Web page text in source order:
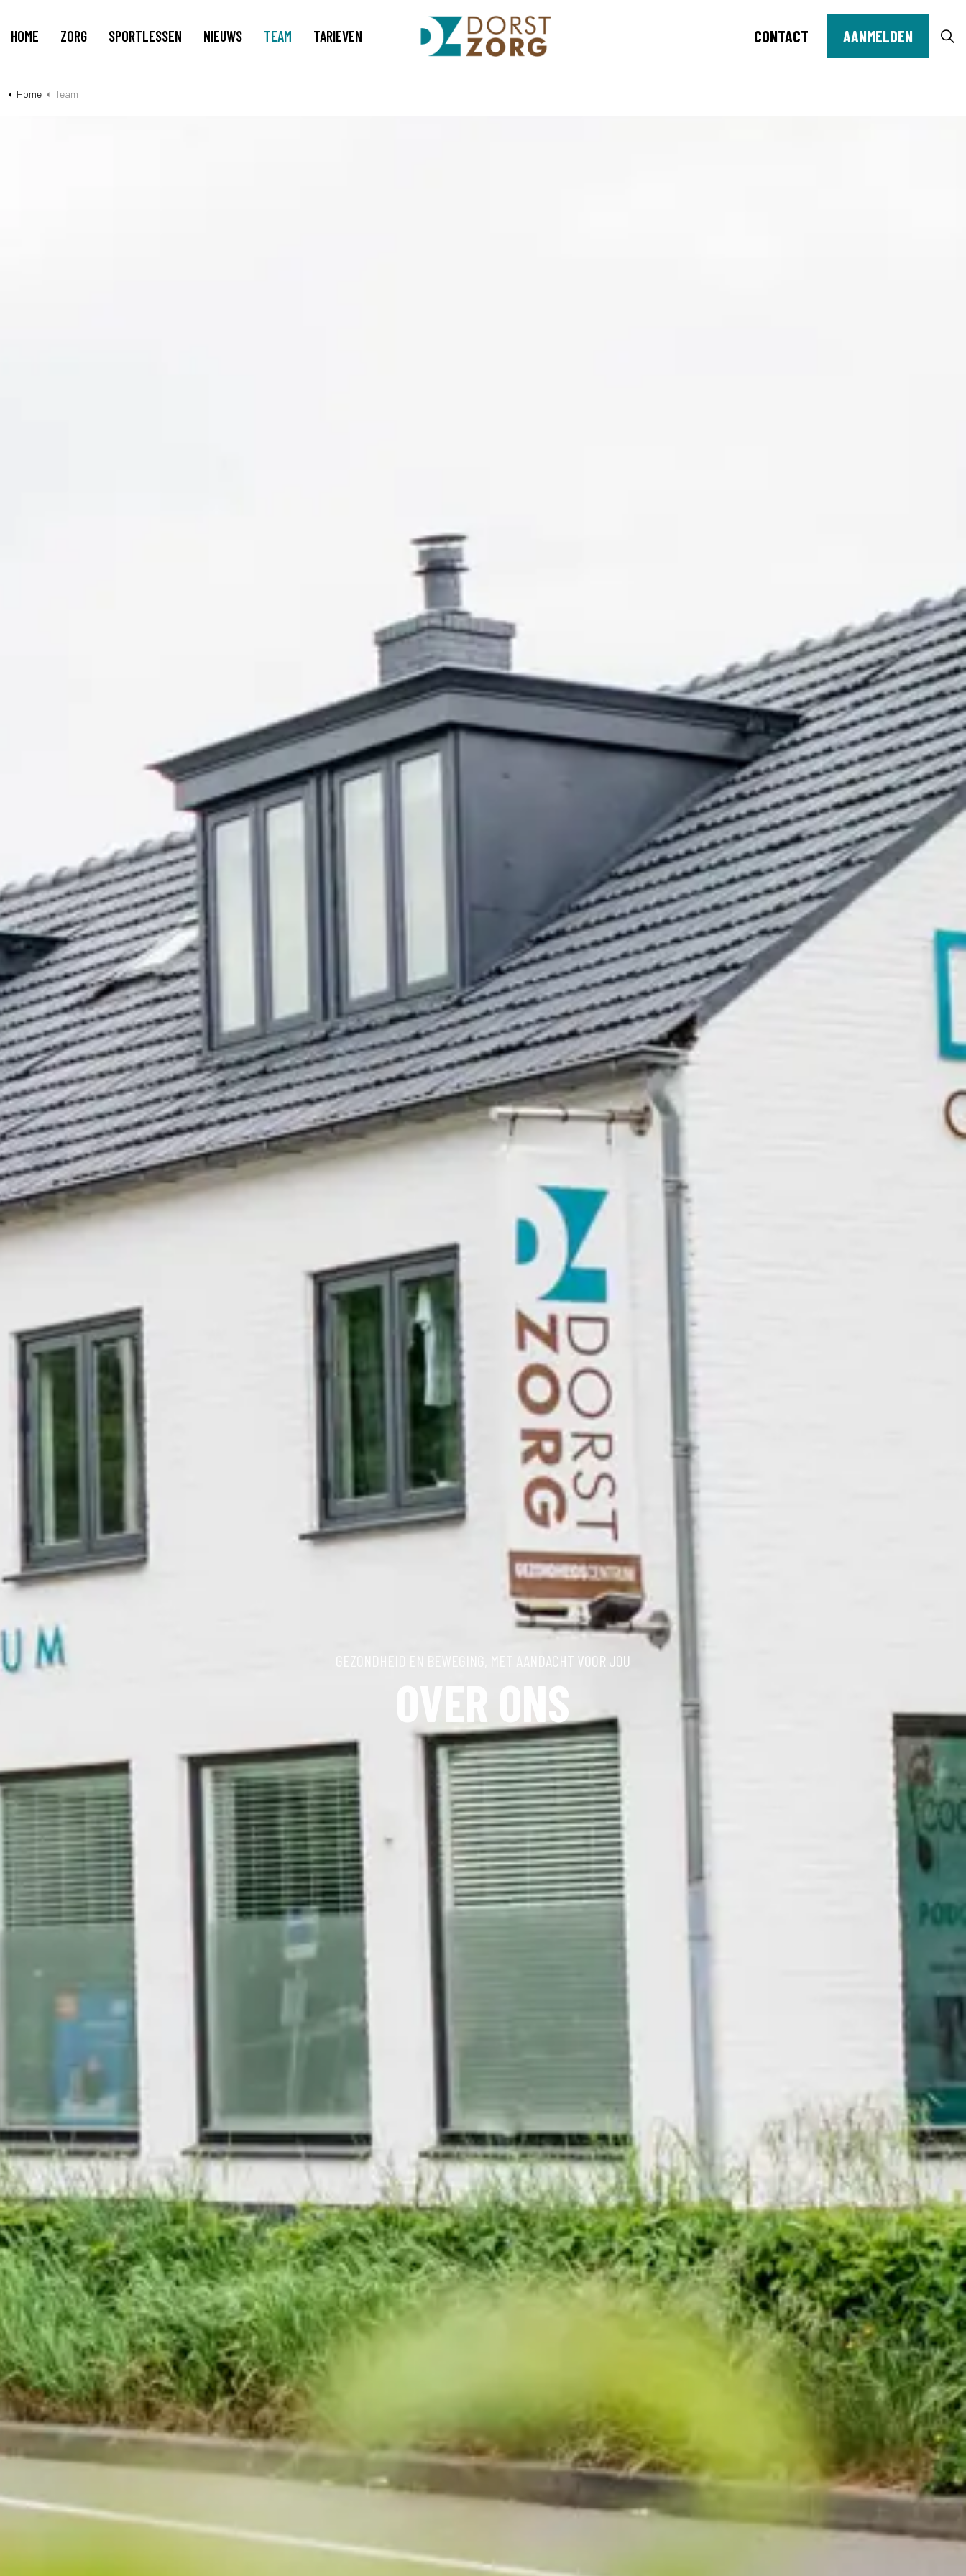
HOME ZORG SPORTLESSEN NIEUWS TEAM TARIEVEN CONTACT AANMELDEN
Home Team
GEZONDHEID EN BEWEGING, MET AANDACHT VOOR JOU
OVER ONS